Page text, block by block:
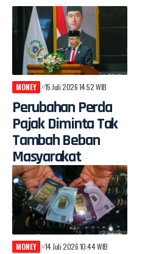
MONEY 15 Juli 2026 14:52 WIB
Perubahan Perda
Pajak Diminta Tak
Tambah Beban
Masyarakat
MONEY 14 Juli 2026 10:44 WIB